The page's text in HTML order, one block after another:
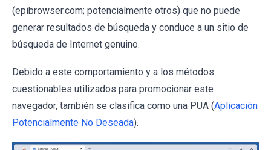
(epibrowser.com; potencialmente otros) que no puede
generar resultados de búsqueda y conduce a un sitio de
búsqueda de Internet genuino.
Debido a este comportamiento y a los métodos
cuestionables utilizados para promocionar este
navegador, también se clasifica como una PUA (Aplicación
Potencialmente No Deseada).